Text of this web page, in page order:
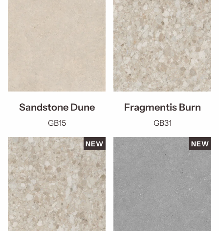
Sandstone Dune
GB15
Fragmentis Burn
GB31
NEW NEW